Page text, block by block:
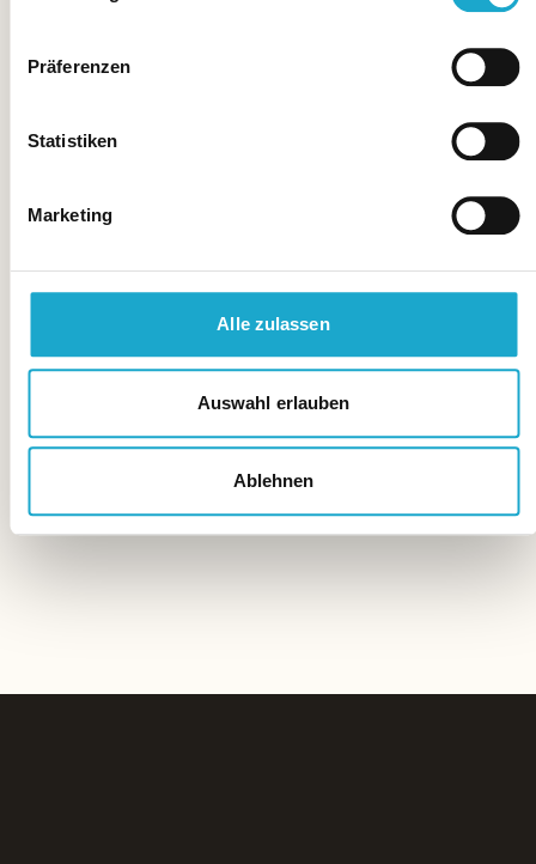
Präferenzen
Statistiken
Marketing
Alle zulassen
Auswahl erlauben
Ablehnen